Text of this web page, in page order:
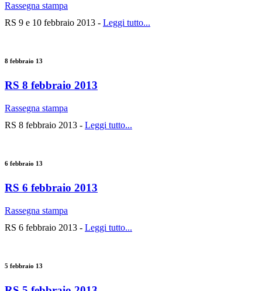
Rassegna stampa
RS 9 e 10 febbraio 2013 - Leggi tutto...
8 febbraio 13
RS 8 febbraio 2013
Rassegna stampa
RS 8 febbraio 2013 - Leggi tutto...
6 febbraio 13
RS 6 febbraio 2013
Rassegna stampa
RS 6 febbraio 2013 - Leggi tutto...
5 febbraio 13